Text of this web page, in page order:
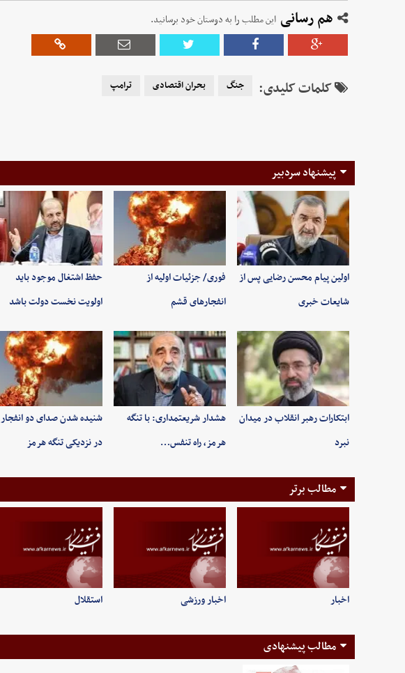
هم رسانی این مطلب را به دوستان خود برسانید.
کلمات کلیدی: جنگ بحران اقتصادی ترامپ
پیشنهاد سردبیر
اولین پیام محسن رضایی پس از
شایعات خبری
فوری/ جزئیات اولیه از
انفجارهای قشم
حفظ اشتغال موجود باید
اولویت نخست دولت باشد
ابتکارات رهبر انقلاب در میدان
نبرد
هشدار شریعتمداری: با تنگه
هرمز، راه تنفس…
شنیده شدن صدای دو انفجار
در نزدیکی تنگه هرمز
مطالب برتر
اخبار اخبار ورزشی استقلال
مطالب پیشنهادی